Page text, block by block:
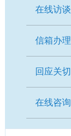
在线访谈
信箱办理
回应关切
在线咨询